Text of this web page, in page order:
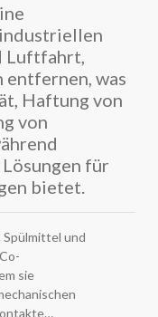
Luftfahrt,
entfernen, was
Haftung von
von
für
bietet.
Spülmittel und
sie